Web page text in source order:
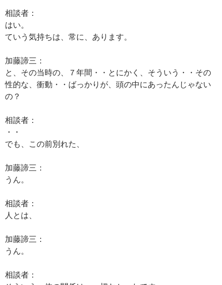
相談者：
はい。
ていう気持ちは、常に、あります。
加藤諦三：
と、その当時の、７年間・・とにかく、そういう・・その
性的な、衝動・・ばっかりが、頭の中にあったんじゃない
の？
相談者：
・・
でも、この前別れた、
加藤諦三：
うん。
相談者：
人とは、
加藤諦三：
うん。
相談者：